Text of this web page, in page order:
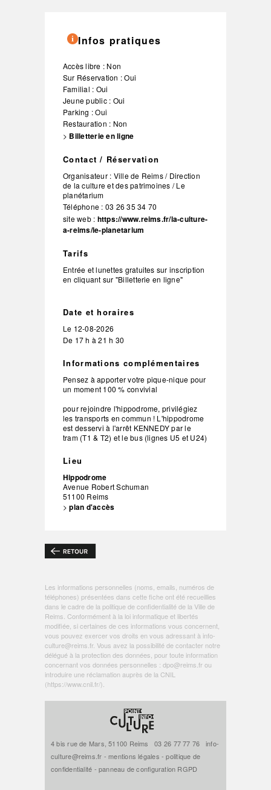
Infos pratiques
Accès libre : Non
Sur Réservation : Oui
Familial : Oui
Jeune public : Oui
Parking : Oui
Restauration : Non
> Billetterie en ligne
Contact / Réservation
Organisateur : Ville de Reims / Direction
de la culture et des patrimoines / Le
planétarium
Téléphone : 03 26 35 34 70
site web : https://www.reims.fr/la-culture-
a-reims/le-planetarium
Tarifs
Entrée et lunettes gratuites sur inscription
en cliquant sur "Billetterie en ligne"
Date et horaires
Le 12-08-2026
De 17 h à 21 h 30
Informations complémentaires
Pensez à apporter votre pique-nique pour
un moment 100 % convivial
pour rejoindre l'hippodrome, privilégiez
les transports en commun ! L'hippodrome
est desservi à l'arrêt KENNEDY par le
tram (T1 & T2) et le bus (lignes U5 et U24)
Lieu
Hippodrome
Avenue Robert Schuman
51100 Reims
>plan d'accès
Les informations personnelles (noms, emails, numéros de
téléphones) présentées dans cette fiche ont été recueillies
dans le cadre de la politique deconfidentialité de la Ville de
Reims . Conformément à la loi informatique et libertés
modifiée, si certaines de ces informations vous concernent,
vous pouvez exercer vos droits en vous adressant à info-
culture@reims.fr. Vous avez la possibilité de contacter notre
délégué à la protection des données, pour toute information
concernant vos données personnelles : dpo@reims.frou
introduire une réclamation auprès de la CNIL
(https://www.cnil.fr/).
4 bis rue de Mars, 51100 Reims03 26 77 77 76
info-
culture@reims.fr -mentions légales -politique de
confidentialité - panneau de configuration RGPD